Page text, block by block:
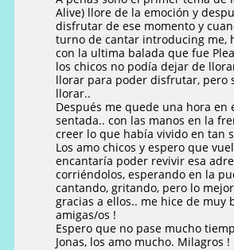
Alive) llore de la emoción y
disfrutar de ese momento y
turno de cantar introducing me,
con la ultima balada que fue
los chicos no podía dejar de
llorar para poder disfrutar, pero
llorar..
Después me quede una hora en
sentada.. con las manos en la
creer lo que había vivido en tan
Los amo chicos y espero que
encantaría poder revivir esa
corriéndolos, esperando en la
cantando, gritando, pero lo
gracias a ellos.. me hice de muy
amigas/os !
Espero que no pase mucho
Jonas, los amo mucho. Milagros !